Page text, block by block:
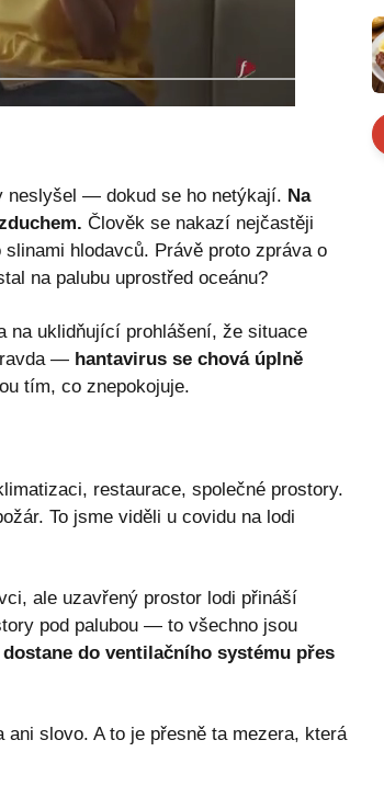
neslyšel — dokud se ho netýkají. Na
Člověk se nakazí nejčastěji
hlodavců. Právě proto zpráva o
na palubu uprostřed oceánu?
na uklidňující prohlášení, že situace
— hantavirus se chová úplně
tím, co znepokojuje.
restaurace, společné prostory.
To jsme viděli u covidu na lodi
ale uzavřený prostor lodi přináší
pod palubou — to všechno jsou
do ventilačního systému přes
slovo. A to je přesně ta mezera, která